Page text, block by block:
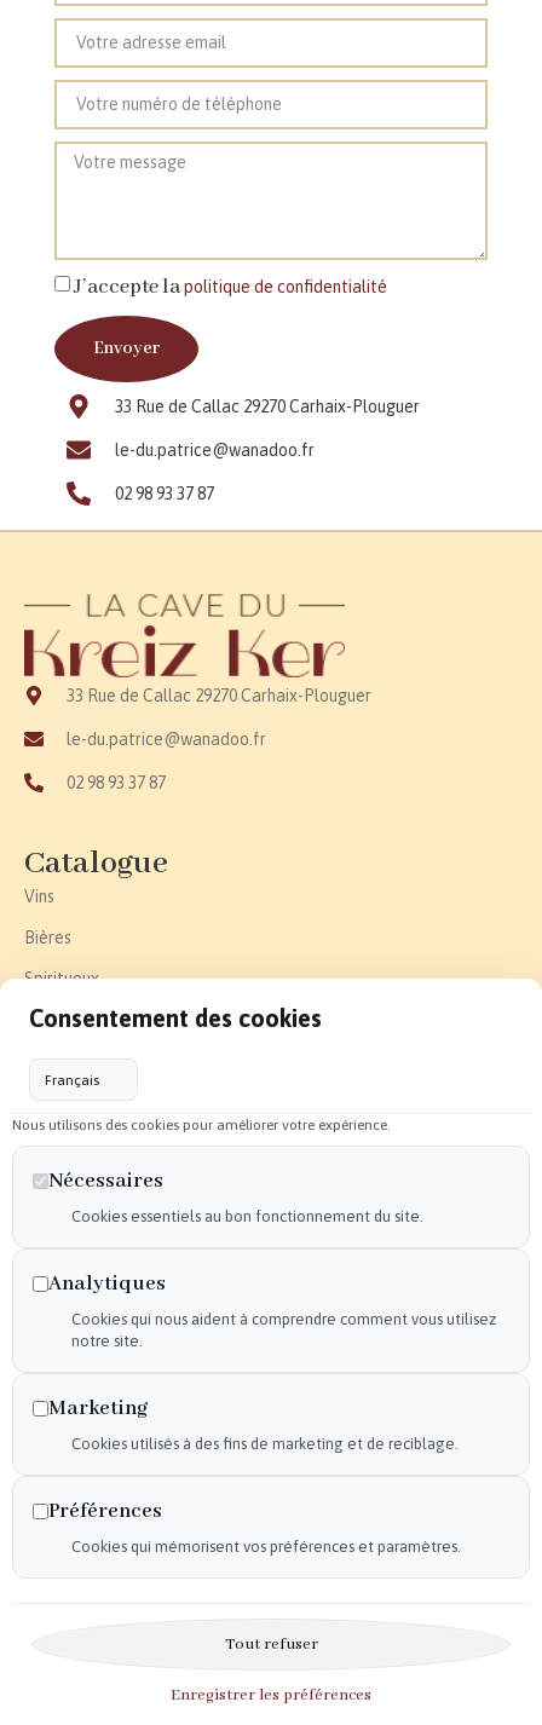
J’accepte lapolitique de confidentialité
Envoyer
33 Rue de Callac 29270 Carhaix-Plouguer
le-du.patrice@wanadoo.fr
02 98 93 37 87
33 Rue de Callac 29270 Carhaix-Plouguer
le-du.patrice@wanadoo.fr
02 98 93 37 87
Catalogue
Vins
Bières
Spiritueux
Effervescent
Epicerie fine
Accessoires
Liens utiles
Politique de confidentialité
Mentions légales
Plan du site
Horaires
9h30-12h – 14h30-19h
Le dimanche :
Consentement des cookies
Nous utilisons des cookies pour améliorer votre expérience.
Nécessaires
Cookies essentiels au bon fonctionnement du site.
Analytiques
Cookies qui nous aident à comprendre comment vous utilisez
notre site.
Marketing
Cookies utilisés à des fins de marketing et de reciblage.
Préférences
Cookies qui mémorisent vos préférences et paramètres.
Tout refuser
Enregistrer les préférences